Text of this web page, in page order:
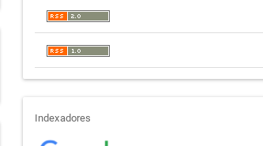
indexadores
Indexadores